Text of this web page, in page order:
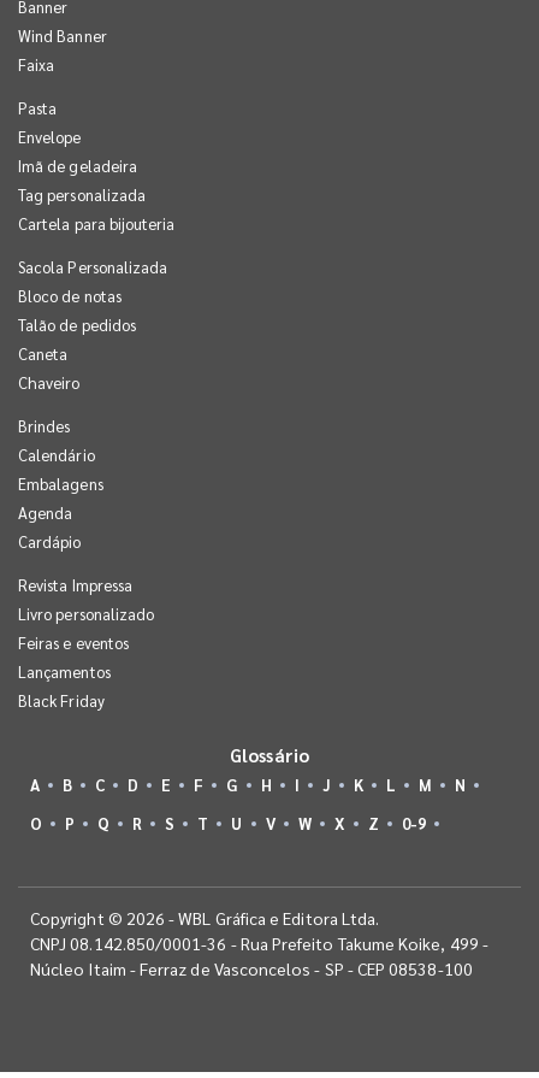
Banner
Wind Banner
Faixa
Pasta
Envelope
Imã de geladeira
Tag personalizada
Cartela para bijouteria
Sacola Personalizada
Bloco de notas
Talão de pedidos
Caneta
Chaveiro
Brindes
Calendário
Embalagens
Agenda
Cardápio
Revista Impressa
Livro personalizado
Feiras e eventos
Lançamentos
Black Friday
Glossário
A B C D E F G H I J K L M
N
O
P Q R S T U V W X Z 0-9
Copyright © 2026 - WBL Gráfica e Editora Ltda.
CNPJ 08.142.850/0001-36 - Rua Prefeito Takume Koike, 499 -
Núcleo Itaim - Ferraz de Vasconcelos - SP - CEP 08538-100